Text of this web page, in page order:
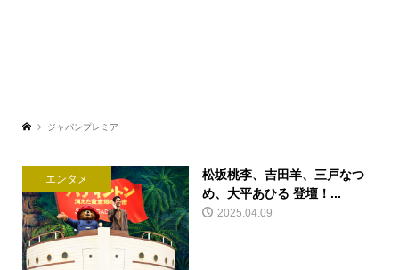
ジャパンプレミア
エンタメ
松坂桃李、吉田羊、三戸なつ
め、大平あひる 登壇！...
2025.04.09